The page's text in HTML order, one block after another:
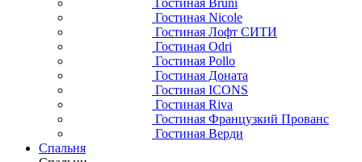
Гостиная Nicole
Гостиная Лофт СИТИ
Гостиная Odri
Гостиная Pollo
Гостиная Доната
Гостиная ICONS
Гостиная Riva
Гостиная Французкий Прованс
Гостиная Верди
Спальня